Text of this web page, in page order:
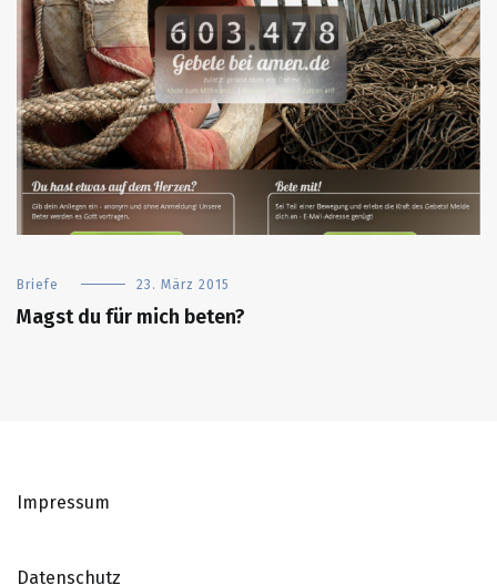
Briefe 23. März 2015
Magst du für mich beten?
Impressum
Datenschutz